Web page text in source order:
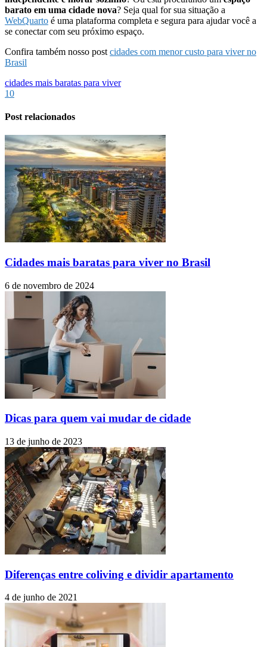
barato em uma cidade nova? Seja qual for sua situação a
WebQuarto é uma plataforma completa e segura para ajudar você a
se conectar com seu próximo espaço.
Confira também nosso post cidades com menor custo para viver no
Brasil
cidades mais baratas para viver
10
Post relacionados
Cidades mais baratas para viver no Brasil
6 de novembro de 2024
Dicas para quem vai mudar de cidade
13 de junho de 2023
Diferenças entre coliving e dividir apartamento
4 de junho de 2021